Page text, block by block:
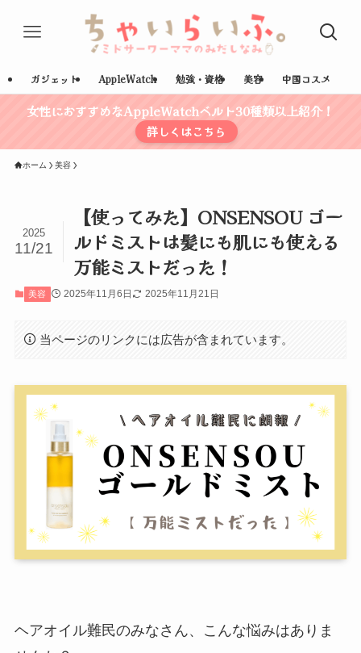
ガジェット AppleWatch 勉強・資格 美容 中国コスメ
女性におすすめなAppleWatchベルト30種類以上紹介！
詳しくはこちら
ホーム 美容
【使ってみた】ONSENSOU ゴー
ルドミストは髪にも肌にも使える
万能ミストだった！
2025
11/21
美容 2025年11月6日 2025年11月21日
当ページのリンクには広告が含まれています。
ヘアオイル難民のみなさん、こんな悩みはありま